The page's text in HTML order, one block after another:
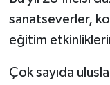
sanatseverler,
eğitim
Çok sayıda